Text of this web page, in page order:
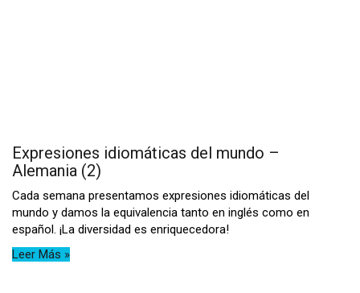
Expresiones idiomáticas del mundo –
Alemania (2)
Cada semana presentamos expresiones idiomáticas del
mundo y damos la equivalencia tanto en inglés como en
español. ¡La diversidad es enriquecedora!
Leer Más »